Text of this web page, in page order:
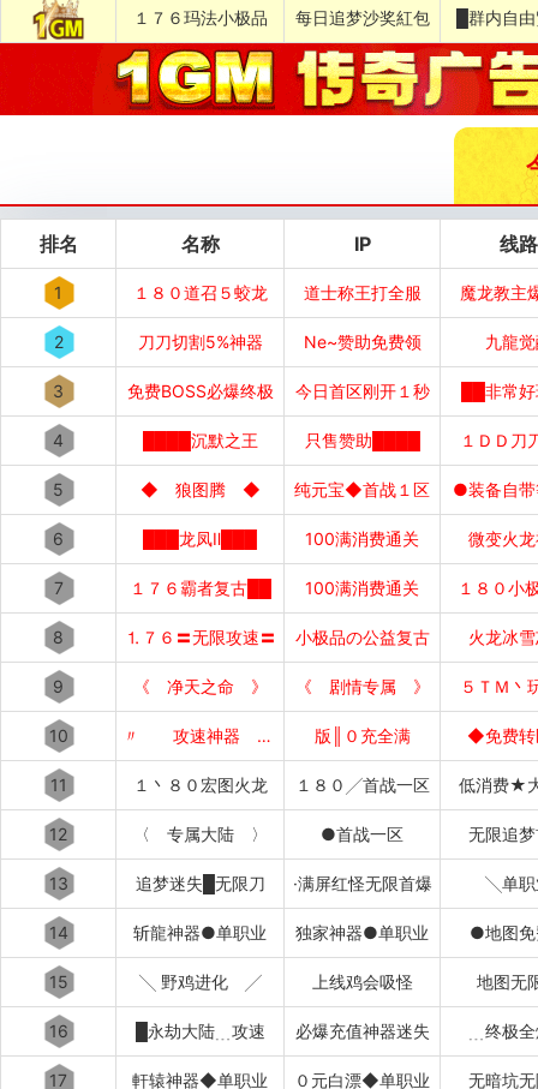
１７６玛法小极品 每日追梦沙奖紅包 █群内自
排名 名称 IP 线路
1 １８０道召５蛟龙 道士称王打全服 魔龙教主
2 刀刀切割5%神器 Ne~赞助免费领 九龍
3 免费BOSS必爆终极 今日首区刚开１秒 ██非常
4 ████沉默之王 只售赞助████ １ＤＤ刀
5 ◆ 狼图腾 ◆ 纯元宝◆首战１区 ●装备自
6 ███龙凤Ⅱ███ 100满消费通关 微变火
7 １７６霸者复古██ 100满消费通关 １８０小
8 ⒈７６〓无限攻速〓 小极品の公益复古 火龙冰
9 《 净天之命 》 《 剧情专属 》 ５ＴＭ丶
10 〃 攻速神器 〃 版║０充全满 ◆免费
11 １丶８０宏图火龙 １８０╱首战一区 低消费★
12 〈 专属大陆 〉 ●首战一区 无限追
13 追梦迷失█无限刀 ·满屏红怪无限首爆 ╲单职
14 斩龍神器●单职业 独家神器●单职业 ●地图
15 ╲ 野鸡进化 ╱ 上线鸡会吸怪 地图无
16 █永劫大陆﹍攻速 必爆充值神器迷失 ﹍终极
17 軒辕神器◆单职业 ０元白漂◆单职业 无暗坑